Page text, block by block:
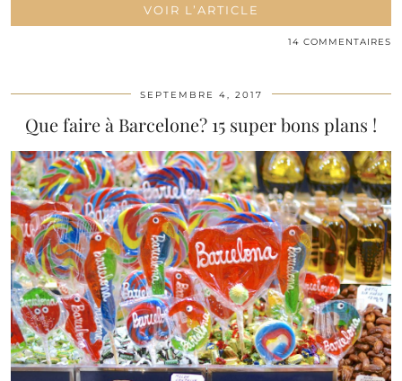
VOIR L’ARTICLE
14 COMMENTAIRES
SEPTEMBRE 4, 2017
Que faire à Barcelone? 15 super bons plans !